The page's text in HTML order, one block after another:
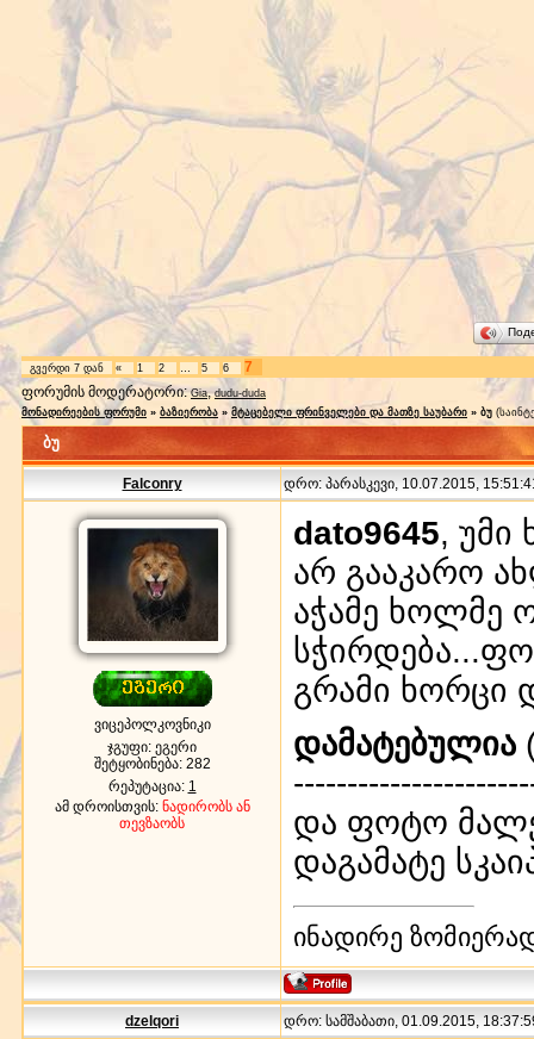
გვერდი 7 დან « 1 2 … 5 6
7
ფორუმის მოდერატორი:Gia,dudu-duda
მონადირეების ფორუმი » ბაზიერობა » მტაცებელი ფრინველები და მათზე საუბარი » ბუ
ბუ
Falconry დრო: პარასკევი, 10.07.2015,
ვიცეპოლკოვნიკი
ჯგუფი: ეგერი
შეტყობინება: 282
რეპუტაცია: 1
ამ დროისთვის: ნადირობს ან
თევზაობს
dato9645, უმი
არ გააკარო
აჭამე
გრამი ხორცი
დამატებულია
და ფოტო მალე
დაგამატე
ინადირე
dzelqori დრო: სამშაბათი, 01.09.2015,